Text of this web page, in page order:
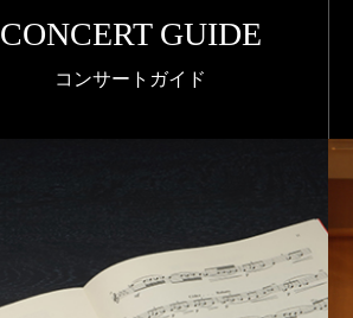
CONCERT GUIDE
コンサートガイド